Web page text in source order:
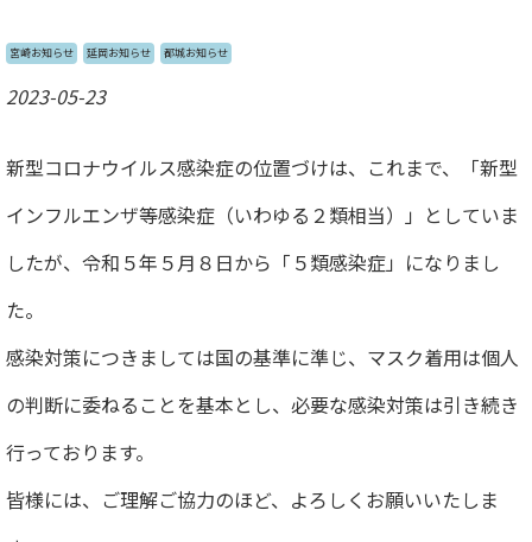
宮崎お知らせ 延岡お知らせ 都城お知らせ
2023-05-23
新型コロナウイルス感染症の位置づけは、これまで、「新型
インフルエンザ等感染症（いわゆる２類相当）」としていま
したが、令和５年５月８日から「５類感染症」になりまし
た。
感染対策につきましては国の基準に準じ、マスク着用は個人
の判断に委ねることを基本とし、必要な感染対策は引き続き
行っております。
皆様には、ご理解ご協力のほど、よろしくお願いいたしま